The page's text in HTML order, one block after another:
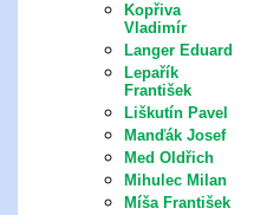
Kopřiva
Vladimír
Langer Eduard
Lepařík
František
Liškutín Pavel
Manďák Josef
Med Oldřich
Mihulec Milan
Míša František